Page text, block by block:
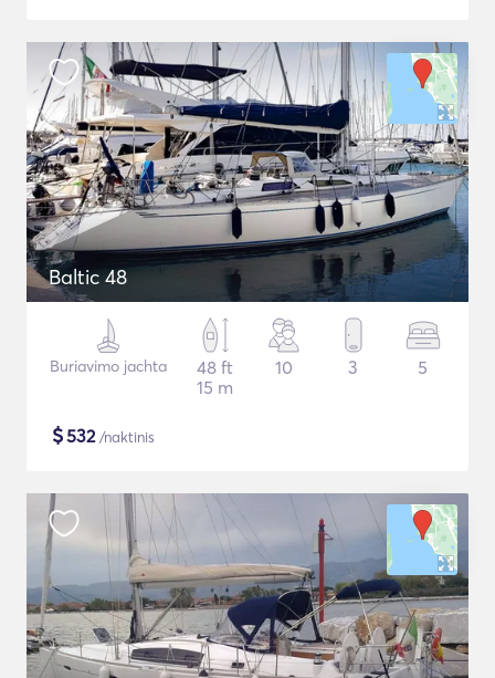
Baltic 48
Buriavimo jachta
48 ft
15 m
10 3 5
$532/naktinis